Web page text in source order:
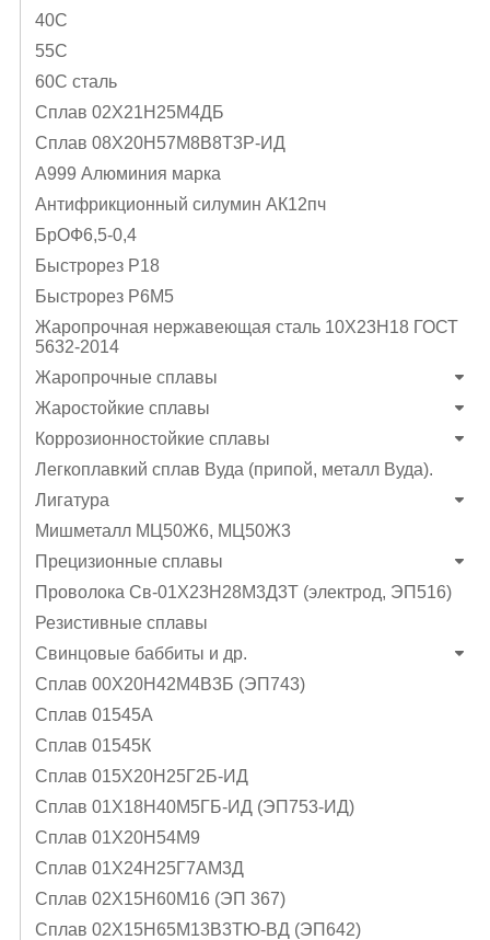
40C
55С
60С сталь
Cплав 02Х21Н25М4ДБ
Cплав 08Х20Н57М8В8Т3Р-ИД
А999 Алюминия марка
Антифрикционный силумин АК12пч
БрОФ6,5-0,4
Быстрорез Р18
Быстрорез Р6М5
Жаропрочная нержавеющая сталь 10Х23Н18 ГОСТ
5632-2014
Жаропрочные сплавы
Жаростойкие сплавы
Коррозионностойкие сплавы
Легкоплавкий сплав Вуда (припой, металл Вуда).
Лигатура
Мишметалл МЦ50Ж6, МЦ50Ж3
Прецизионные сплавы
Проволока Св-01Х23Н28М3Д3Т (электрод, ЭП516)
Резистивные сплавы
Свинцовые баббиты и др.
Сплав 00Х20Н42М4В3Б (ЭП743)
Сплав 01545А
Сплав 01545К
Сплав 015Х20Н25Г2Б-ИД
Сплав 01Х18Н40М5ГБ-ИД (ЭП753-ИД)
Сплав 01Х20Н54М9
Сплав 01Х24Н25Г7АМ3Д
Сплав 02Х15Н60М16 (ЭП 367)
Сплав 02Х15Н65М13В3ТЮ-ВД (ЭП642)